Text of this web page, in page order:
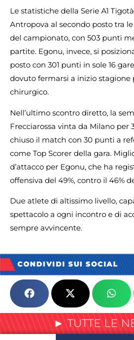
Le statistiche della Serie A1
Antropova al secondo posto tra
del campionato, con 503 punti
partite. Egonu, invece, si
posto con 301 punti in sole 16
dovuto fermarsi a inizio
chirurgico.
Nell’ultimo scontro diretto, la
Frecciarossa vinta da Milano per
chiuso il match con 30 punti a
come Top Scorer della gara.
d’attacco per Egonu, che ha
offensiva del 49%, contro il 46%
Due atlete di altissimo livello,
spettacolo a ogni incontro e di
sempre avvincente.
CONDIVIDI SUI SOCIAL
► TUTTE LE